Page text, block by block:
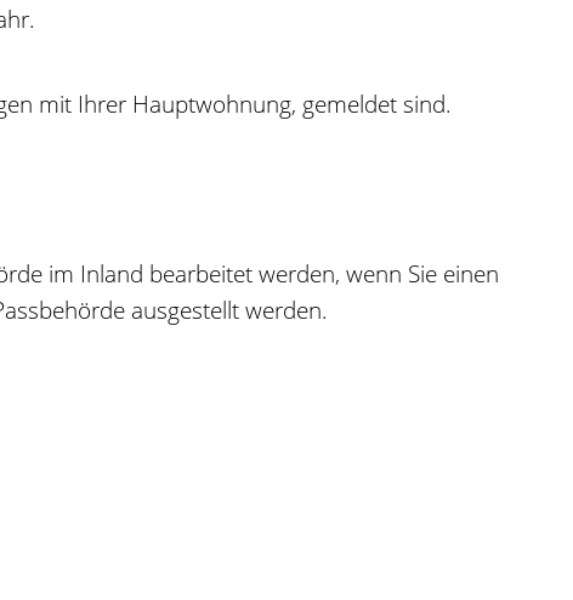
mit Ihrer Hauptwohnung, gemeldet sind.
im Inland bearbeitet werden, wenn Sie einen
ausgestellt werden.